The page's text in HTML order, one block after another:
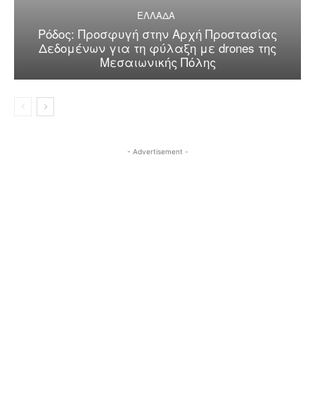
ΕΛΛΑΔΑ
Ρόδος: Προσφυγή στην Αρχή Προστασίας
Δεδομένων για τη φύλαξη με drones της
Μεσαιωνικής Πόλης
- Advertisement -